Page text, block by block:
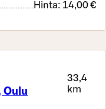
Hinta: 14,00 €
33,4
km